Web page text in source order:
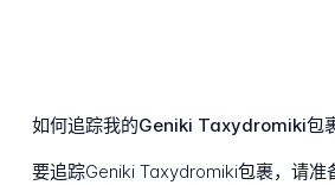
如何追踪我的Geniki Taxydromiki包
要追踪Geniki Taxydromiki包裹，请准